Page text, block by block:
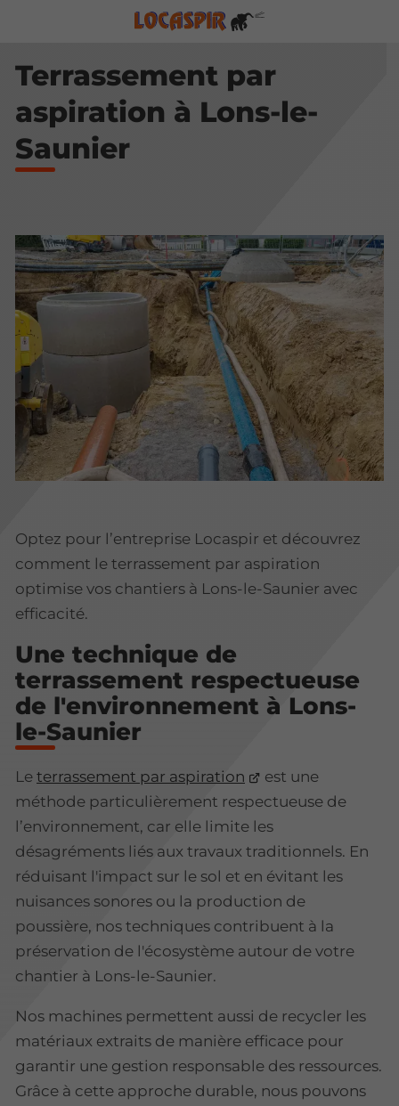
Terrassement par
aspiration à Lons-le-
Saunier
Optez pour l’entreprise Locaspir et découvrez
comment le terrassement par aspiration
optimise vos chantiers à Lons-le-Saunier avec
efficacité.
Une technique de
terrassement respectueuse
de l'environnement à Lons-
le-Saunier
Le terrassement par aspiration
est une
méthode particulièrement respectueuse de
l’environnement, car elle limite les
désagréments liés aux travaux traditionnels. En
réduisant l'impact sur le sol et en évitant les
nuisances sonores ou la production de
poussière, nos techniques contribuent à la
préservation de l'écosystème autour de votre
chantier à Lons-le-Saunier.
Nos machines permettent aussi de recycler les
matériaux extraits de manière efficace pour
garantir une gestion responsable des ressources.
Grâce à cette approche durable, nous pouvons